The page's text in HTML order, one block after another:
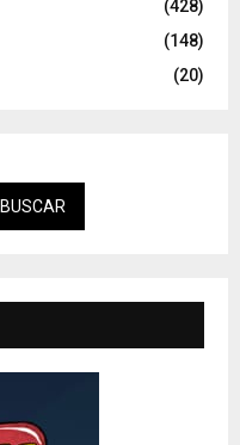
(428)
(148)
(20)
BUSCAR